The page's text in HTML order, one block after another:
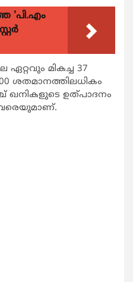
'പി.എം
ഏറ്റവും മികച്ച 37
ശതമാനത്തിലധികം
ഖനികളുടെ ഉത്പാദനം